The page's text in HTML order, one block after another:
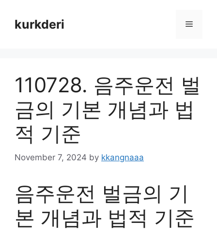
contentkurkderi Menu
110728. 음주운전 벌
금의 기본 개념과 법
적 기준
November 7, 2024 by kkangnaaa
음주운전 벌금의 기
본 개념과 법적 기준